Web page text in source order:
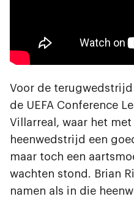
Voor de
de UEFA Conference
Villarreal, waar het met
heenwedstrijd een
maar toch een
wachten stond. Brian
namen als in die